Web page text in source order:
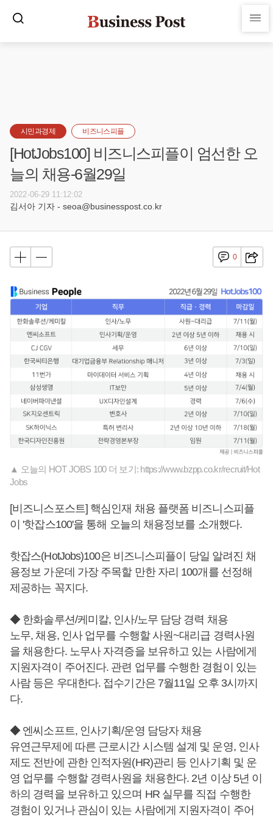
시민과경제 비즈니스피플
[HotJobs100] 비즈니스피플이 엄선한 오
늘의 채용-6월29일
2022-06-29 11:12:02
김서아 기자 - seoa@businesspost.co.kr
0
▲ 오늘의 HOT JOBS 100 더 보기: https://www.bzpp.co.kr/recruit/Hot
Jobs
[비즈니스포스트] 핵심인재 채용 플랫폼 비즈니스피플
이 '핫잡스100'을 통해 오늘의 채용정보를 소개했다.
핫잡스(HotJobs)100은 비즈니스피플이 당일 알려진 채
용정보 가운데 가장 주목할 만한 자리 100개를 선정해
제공하는 꼭지다.
◆ 한화솔루션/케미칼, 인사/노무 담당 경력 채용
노무, 채용, 인사 업무를 수행할 사원~대리급 경력사원
을 채용한다. 노무사 자격증을 보유하고 있는 사람에게
지원자격이 주어진다. 관련 업무를 수행한 경험이 있는
사람 등은 우대한다. 접수기간은 7월11일 오후 3시까지
다.
◆ 엔씨소프트, 인사기획/운영 담당자 채용
유연근무제에 따른 근로시간 시스템 설계 및 운영, 인사
제도 전반에 관한 인적자원(HR)관리 등 인사기획 및 운
영 업무를 수행할 경력사원을 채용한다. 2년 이상 5년 이
하의 경력을 보유하고 있으며 HR 실무를 직접 수행한
경험이 있거나 관심이 있는 사람에게 지원자격이 주어